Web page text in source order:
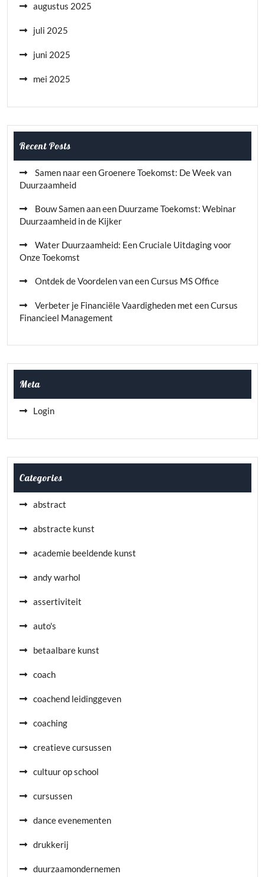
augustus 2025
juli 2025
juni 2025
mei 2025
Recent Posts
Samen naar een Groenere Toekomst: De Week van
Duurzaamheid
Bouw Samen aan een Duurzame Toekomst: Webinar
Duurzaamheid in de Kijker
Water Duurzaamheid: Een Cruciale Uitdaging voor
Onze Toekomst
Ontdek de Voordelen van een Cursus MS Office
Verbeter je Financiële Vaardigheden met een Cursus
Financieel Management
Meta
Login
Categories
abstract
abstracte kunst
academie beeldende kunst
andy warhol
assertiviteit
auto's
betaalbare kunst
coach
coachend leidinggeven
coaching
creatieve cursussen
cultuur op school
cursussen
dance evenementen
drukkerij
duurzaamondernemen